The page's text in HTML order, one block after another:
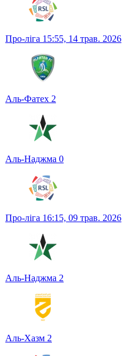
Про-ліга 15:55, 14 трав. 2026
Аль-Фатех 2
Аль-Наджма 0
Про-ліга 16:15, 09 трав. 2026
Аль-Наджма 2
Аль-Хазм 2